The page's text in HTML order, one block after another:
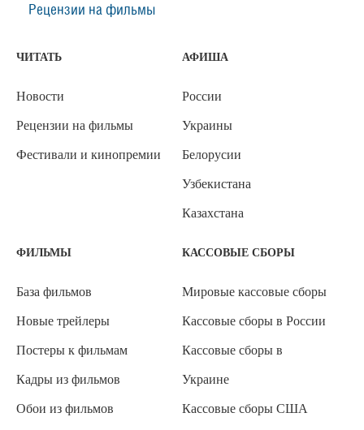
Рецензии на фильмы
ЧИТАТЬ
Новости
Рецензии на фильмы
Фестивали и кинопремии
АФИША
России
Украины
Белорусии
Узбекистана
Казахстана
ФИЛЬМЫ
База фильмов
Новые трейлеры
Постеры к фильмам
Кадры из фильмов
Обои из фильмов
КАССОВЫЕ СБОРЫ
Мировые кассовые сборы
Кассовые сборы в России
Кассовые сборы в
Украине
Кассовые сборы США